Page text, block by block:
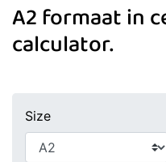
A2 formaat in
calculator.
Size